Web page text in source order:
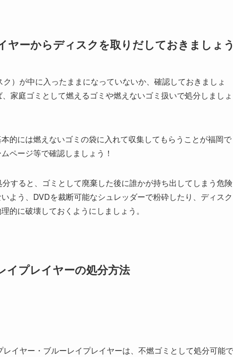
ヤーからディスクを取りだしておきましょう
）が中に入ったままになっていないか、確認しておきましょ
家庭ゴミとして燃えるゴミや燃えないゴミ扱いで処分しましょ
的には燃えないゴミの袋に入れて収集してもらうことが福岡で
ページ等で確認しましょう！
すると、ゴミとして廃棄した後に誰かが持ち出してしまう危険
よう、DVDを裁断可能なシュレッダーで粉砕したり、ディスク
的に破壊しておくようにしましょう。
イプレイヤーの処分方法
イヤー・ブルーレイプレイヤーは、不燃ゴミとして処分可能で